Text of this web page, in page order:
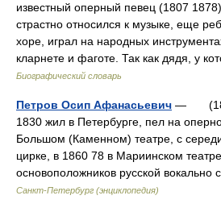
известный оперный певец (1807
страстно относился к музыке, еще
хоре, играл на народных
кларнете и фаготе. Так как дядя, у
Биографический словарь
Петров Осип Афанасьевич —
1830 жил в Петербурге, пел на
Большом (Каменном) театре, с
цирке, в 1860 78 в Мариинском
основоположников русской
Санкт-Петербург (энциклопедия)